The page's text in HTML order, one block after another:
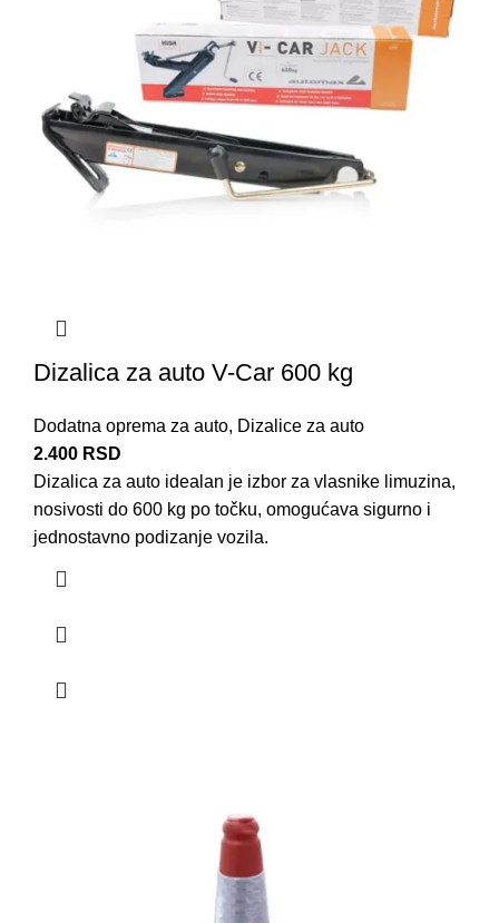
Dizalica za auto V-Car 600 kg
Dodatna oprema za auto, Dizalice za auto
2.400 RSD
Dizalica za auto idealan je izbor za vlasnike limuzina,
nosivosti do 600 kg po točku, omogućava sigurno i
jednostavno podizanje vozila.